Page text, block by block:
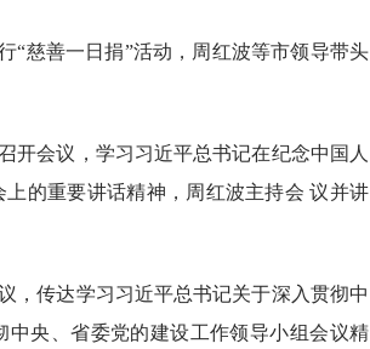
“慈善一日捐”活动，周红波等市领导带头
开会议，学习习近平总书记在纪念中国人
的重要讲话精神，周红波主持会 议并讲
，传达学习习近平总书记关于深入贯彻中
央、省委党的建设工作领导小组会议精